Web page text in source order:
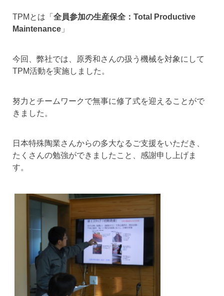
TPMとは「 全員参加の生産保全：Total Productive
Maintenance 」
今回、弊社では、原秀和さんの扱う機械を対象にして
TPM活動を実施しました。
努力とチームワークで無事に修了式を迎えることがで
きました。
日本特殊陶業さんからの多大なるご支援をいただき、
たくさんの勉強ができましたこと、感謝申し上げま
す。